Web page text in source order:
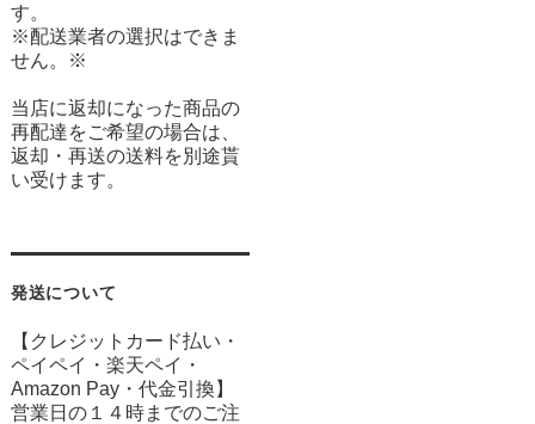
す。
※配送業者の選択はできま
せん。※
当店に返却になった商品の
再配達をご希望の場合は、
返却・再送の送料を別途貰
い受けます。
発送について
【クレジットカード払い・
ペイペイ・楽天ペイ・
Amazon Pay・ 代金引換】
営業日の１４時までのご注